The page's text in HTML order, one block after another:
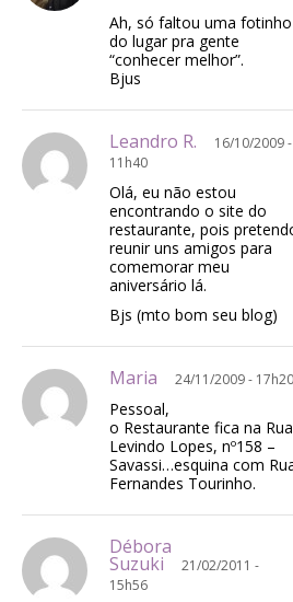
Ah, só faltou uma fotinho
do lugar pra gente
“conhecer melhor”.
Bjus
Leandro R.
16/10/2009 -
11h40
Olá, eu não estou
encontrando o site do
restaurante, pois
reunir uns amigos para
comemorar meu
aniversário lá.
Bjs (mto bom seu blog)
Maria 24/11/2009 - 17h20
Pessoal,
o Restaurante fica na Rua
Levindo Lopes, nº158 –
Savassi…esquina com
Fernandes Tourinho.
Débora
Suzuki
21/02/2011 -
15h56